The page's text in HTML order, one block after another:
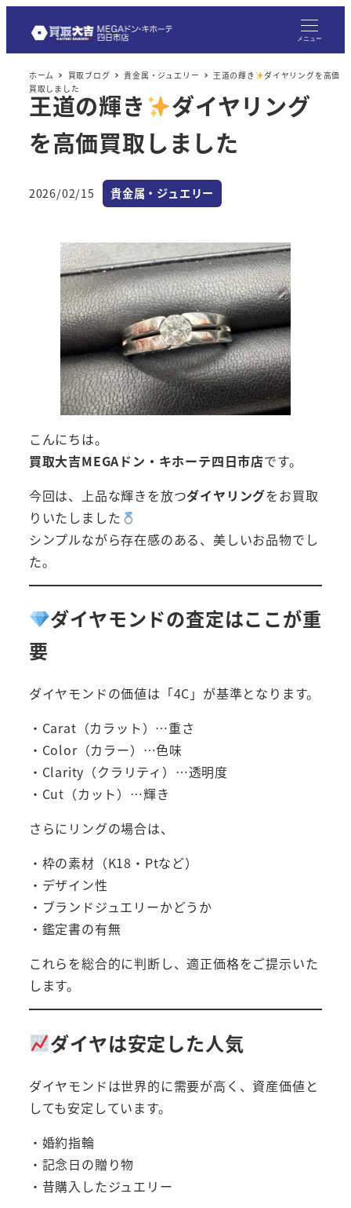
メニュー
ホーム 買取ブログ 貴金属・ジュエリー 王道の輝き
ダイヤリングを高価
買取しました
王道の輝き
ダイヤリング
を高価買取しました
投稿日
2026/02/15 カテゴリー
貴金属・ジュエリー
こんにちは。
買取大吉MEGAドン・キホーテ四日市店です。
今回は、上品な輝きを放つダイヤリングをお買取
りいたしました
シンプルながら存在感のある、美しいお品物でし
た。
ダイヤモンドの査定はここが重
要
ダイヤモンドの価値は「4C」が基準となります。
・Carat（カラット）…重さ
・Color（カラー）…色味
・Clarity（クラリティ）…透明度
・Cut（カット）…輝き
さらにリングの場合は、
・枠の素材（K18・Ptなど）
・デザイン性
・ブランドジュエリーかどうか
・鑑定書の有無
これらを総合的に判断し、適正価格をご提示いた
します。
ダイヤは安定した人気
ダイヤモンドは世界的に需要が高く、資産価値と
しても安定しています。
・婚約指輪
・記念日の贈り物
・昔購入したジュエリー